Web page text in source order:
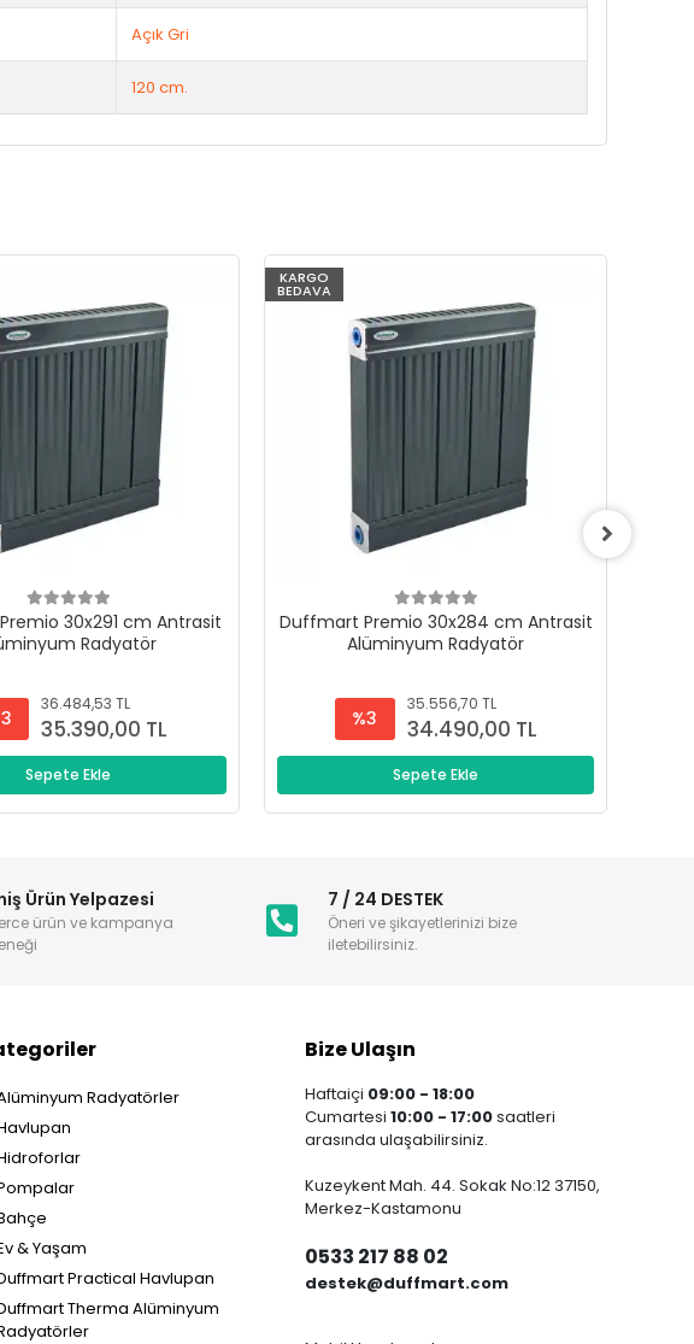
Açık Gri
120 cm.
30x291 cm Antrasit
Radyatör
36.484,53 TL
35.390,00 TL
Sepete Ekle
KARGO
BEDAVA
Duffmart Premio 30x284 cm Antrasit
Alüminyum Radyatör
%3
35.556,70 TL
34.490,00 TL
Sepete Ekle
Ürün Yelpazesi
ürün ve kampanya
7 / 24 DESTEK
Öneri ve şikayetlerinizi bize
iletebilirsiniz.
Radyatörler
& Yaşam
Practical Havlupan
Therma Alüminyum
Bize Ulaşın
Haftaiçi 09:00 - 18:00
Cumartesi 10:00 - 17:00saatleri
arasında ulaşabilirsiniz.
Kuzeykent Mah. 44. Sokak No:12 37150,
Merkez-Kastamonu
0533 217 88 02
destek@duffmart.com